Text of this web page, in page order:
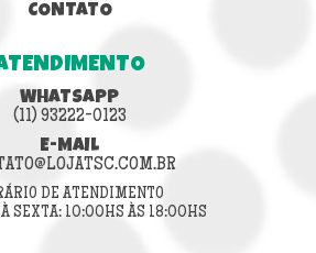
CONTATO
WHATSAPP
(11) 93222-0123
E-MAIL
DE ATENDIMENTO
À SEXTA: 10:00HS ÀS 18:00HS